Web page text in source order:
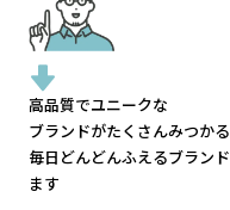
高品質でユニークな
ブランドがたくさんみつかる
毎日どんどんふえるブラン
ます